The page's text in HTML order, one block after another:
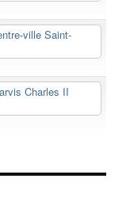
ville Saint-
Charles II